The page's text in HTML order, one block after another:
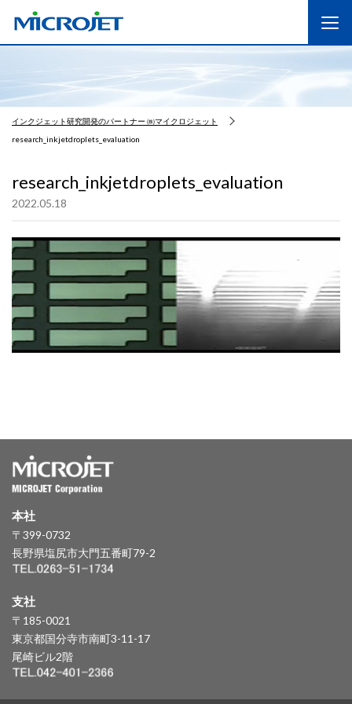
インクジェット研究開発のパートナー ㈱マイクロジェット
research_inkjetdroplets_evaluation
research_inkjetdroplets_evaluation
2022.05.18
本社
〒399-0732
長野県塩尻市大門五番町79-2
支社
〒185-0021
東京都国分寺市南町3-11-17
尾崎ビル2階